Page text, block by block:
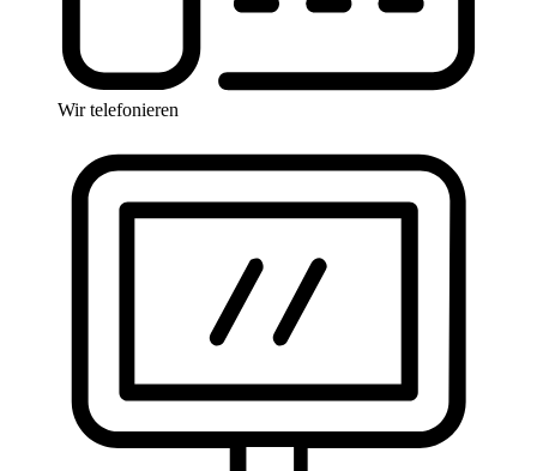
Wir telefonieren